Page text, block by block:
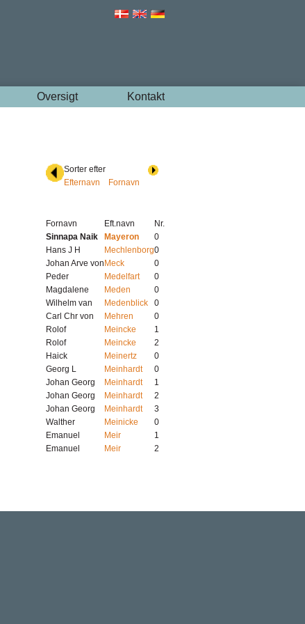
Oversigt Kontakt
Sorter efter
Efternavn
Fornavn
Fornavn Eft.navn
Nr.
Sinnapa Naik
Mayeron
0
Hans J H
Mechlenborg0
Johan Arve von Meck
0
Peder
Medelfart
0
Magdalene
Meden
0
Wilhelm van
Medenblick
0
Carl Chr von
Mehren
0
Rolof
Meincke
1
Rolof
Meincke
2
Haick
Meinertz
0
Georg L
Meinhardt
0
Johan Georg
Meinhardt
1
Johan Georg
Meinhardt
2
Johan Georg
Meinhardt
3
Walther
Meinicke
0
Emanuel
Meir
1
Emanuel
Meir 2